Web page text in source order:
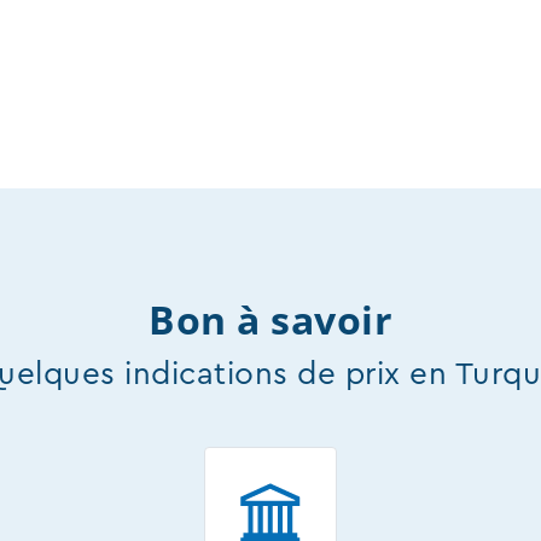
Bon à savoir
indications de prix en